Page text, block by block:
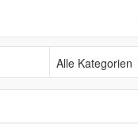
Alle Kategorien